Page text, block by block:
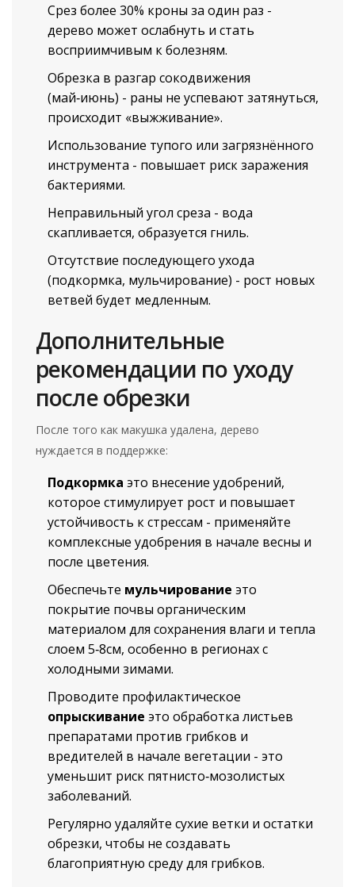
Срез более 30% кроны за один раз -
дерево может ослабнуть и стать
восприимчивым к болезням.
Обрезка в разгар сокодвижения
(май‑июнь) - раны не успевают затянуться,
происходит «выжживание».
Использование тупого или загрязнённого
инструмента - повышает риск заражения
бактериями.
Неправильный угол среза - вода
скапливается, образуется гниль.
Отсутствие последующего ухода
(подкормка, мульчирование) - рост новых
ветвей будет медленным.
Дополнительные
рекомендации по уходу
после обрезки
После того как макушка удалена, дерево
нуждается в поддержке:
Подкормка это внесение удобрений,
которое стимулирует рост и повышает
устойчивость к стрессам - применяйте
комплексные удобрения в начале весны и
после цветения.
Обеспечьте мульчирование это
покрытие почвы органическим
материалом для сохранения влаги и тепла
слоем 5‑8см, особенно в регионах с
холодными зимами.
Проводите профилактическое
опрыскивание это обработка листьев
препаратами против грибков и
вредителей в начале вегетации - это
уменьшит риск пятнисто‑мозолистых
заболеваний.
Регулярно удаляйте сухие ветки и остатки
обрезки, чтобы не создавать
благоприятную среду для грибков.